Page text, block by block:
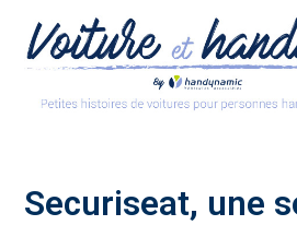
Securiseat, une